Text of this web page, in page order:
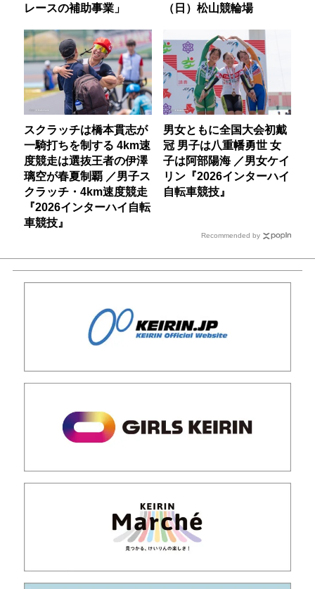
レースの補助事業」
（日）松山競輪場
スクラッチは橋本貫志が
一騎打ちを制する 4km速
度競走は選抜王者の伊澤
璃空が春夏制覇 ／男子ス
クラッチ・4km速度競走
『2026インターハイ自転
車競技』
男女ともに全国大会初戴
冠 男子は八重幡勇世 女
子は阿部陽海 ／男女ケイ
リン『2026インターハイ
自転車競技』
Recommended by